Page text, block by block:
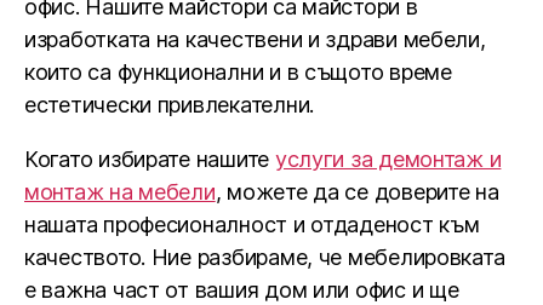
офис. Нашите майстори са майстори в
изработката на качествени и здрави мебели,
които са функционални и в същото време
естетически привлекателни.
Когато избирате нашите услуги за демонтаж и
монтаж на мебели, можете да се доверите на
нашата професионалност и отдаденост към
качеството. Ние разбираме, че мебелировката
е важна част от вашия дом или офис и ще